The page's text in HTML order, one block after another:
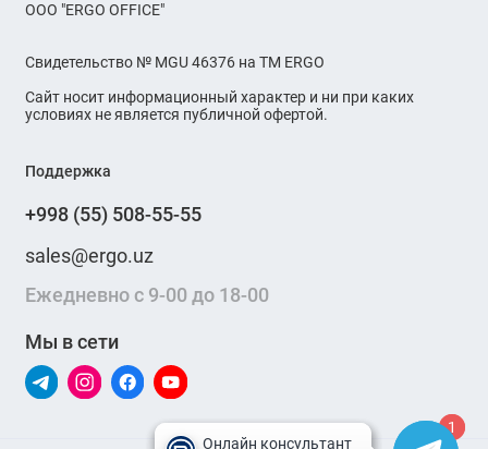
OOO "ERGO OFFICE"
Свидетельство № MGU 46376 на ТМ ERGO
Сайт носит информационный характер и ни при каких
условиях не является публичной офертой.
Поддержка
+998 (55) 508-55-55
sales@ergo.uz
Ежедневно с 9-00 до 18-00
Мы в сети
1
1